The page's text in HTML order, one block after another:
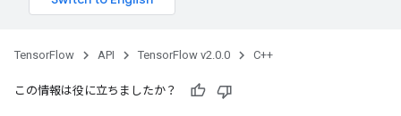
TensorFlow API TensorFlow v2.0.0 C++
この情報は役に立ちましたか？